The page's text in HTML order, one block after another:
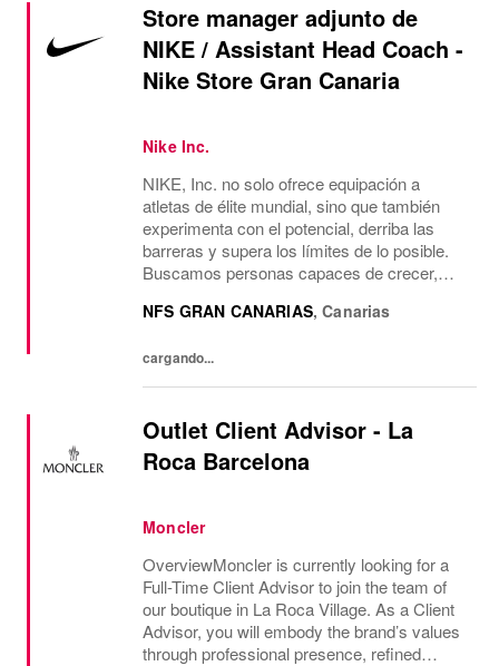
Store manager adjunto de
NIKE / Assistant Head Coach -
Nike Store Gran Canaria
Nike Inc.
NIKE, Inc. no solo ofrece equipación a
atletas de élite mundial, sino que también
experimenta con el potencial, derriba las
barreras y supera los límites de lo posible.
Buscamos personas capaces de crecer,
aceptar la diversidad y fomentar la
NFS GRAN CANARIAS,Canarias
cargando...
Outlet Client Advisor - La
Roca Barcelona
Moncler
OverviewMoncler is currently looking for a
Full-Time Client Advisor to join the team of
our boutique in La Roca Village. As a Client
Advisor, you will embody the brand’s values
through professional presence, refined